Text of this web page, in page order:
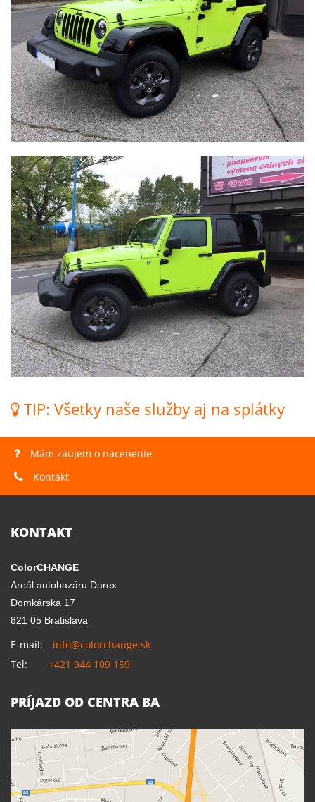
TIP: Všetky naše služby aj na splátky
Mám záujem o nacenenie
Kontakt
KONTAKT
ColorCHANGE
Areál autobazáru Darex
Domkárska 17
821 05 Bratislava
E-mail:
info@colorchange.sk
Tel:
+421 944 109 159
PRÍJAZD OD CENTRA BA